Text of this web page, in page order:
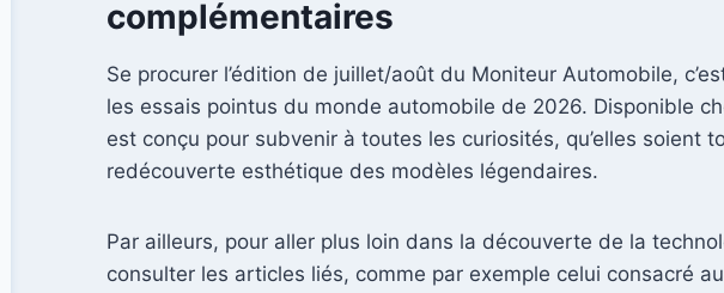
complémentaires
Se procurer l’édition de juillet/août du Moniteur Automobile,
les essais pointus du monde automobile de 2026. Disponible
est conçu pour subvenir à toutes les curiosités, qu’elles
redécouverte esthétique des modèles légendaires.
Par ailleurs, pour aller plus loin dans la découverte de la
consulter les articles liés, comme par exemple celui consacré au